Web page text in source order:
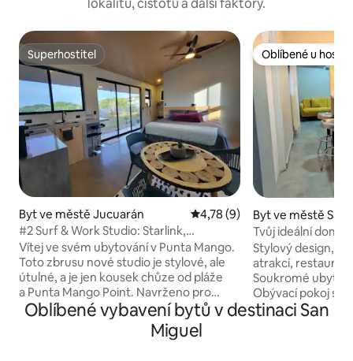
lokalitu, čistotu a další faktory.
Superhostitel
Superhostitel
Byt ve městě Jucuarán Průměrné hodnocení 4,78 z
4,78 (9)
#2 Surf & Work Studio: Starlink,
klimatizace, teplá voda
Vítej ve svém ubytování v Punta Mango.
Toto zbrusu nové studio je stylové, ale
útulné, a je jen kousek chůze od pláže
a Punta Mango Point. Navrženo pro
pohodlí po surfování a práci na dálku,
s rychlým WiFi Starlink, které zůstává
online i během výpadků, a také
Oblíbené u hostů
Oblíbené u hostů
Byt ve městě San
Tvůj ideální
Dobrá poloha
Stylový design,
atrakcí,
Soukromé
Obývací pokoj se
koupelnou,
Oblíbené vybavení bytů v destinaci San
Miguel